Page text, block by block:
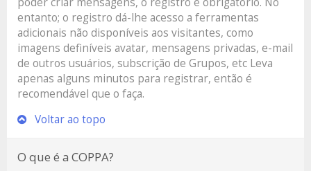
entanto; o registro dá-lhe acesso a ferramentas
adicionais não disponíveis aos visitantes, como
imagens definíveis avatar, mensagens privadas, e-mail
de outros usuários, subscrição de Grupos, etc Leva
apenas alguns minutos para registrar, então é
recomendável que o faça.
Voltar ao topo
O que é a COPPA?